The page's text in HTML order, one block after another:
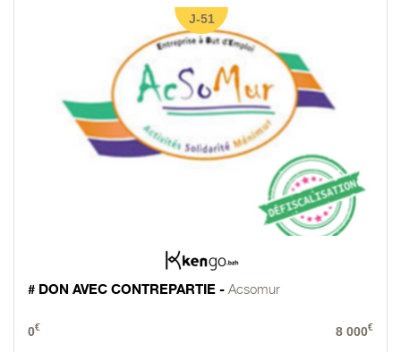
J-51
# DON AVEC CONTREPARTIE - Acsomur
0€ 8 000€